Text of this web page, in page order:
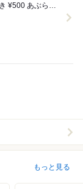
もっと見る